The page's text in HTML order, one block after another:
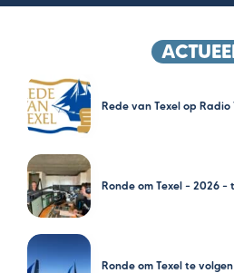
Rede van Texel op Radio
Ronde om Texel – 2026 –
Ronde om Texel te